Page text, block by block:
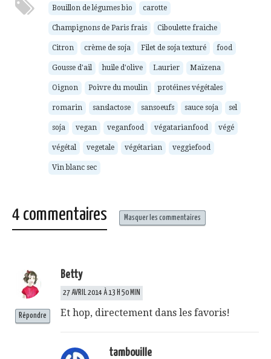
ami(ouvre
nouvelle
fenêtre) fenêtre)fenêtre)fenêtre)
Bouillon de légumes bio carotte
Champignons de Paris frais Ciboulette fraiche
Citron crème de soja Filet de soja texturé food
Gousse d'ail huile d'olive Laurier Maïzena
Oignon Poivre du moulin protéines végétales
romarin sanslactose sansoeufs sauce soja sel
soja vegan veganfood végatarianfood végé
végétal vegetale végétarian veggiefood
Vin blanc sec
4 commentaires Masquer les commentaires
Betty
27 AVRIL 2014 À 13 H 50 MIN
Et hop, directement dans les favoris!
Répondre
tambouille